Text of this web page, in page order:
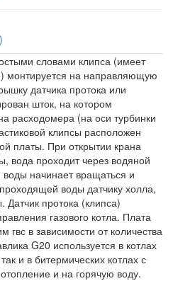
словами клипса (имеет
монтируется на направляющую
датчика протока или
шток, на котором
расходомера (на оси турбинки
клипсы расположен
платы. При открытии крана
вода проходит через водяной
воды начинает вращаться и
воды датчику холла,
Датчик протока (клипса)
газового котла. Плата
гвс в зависимости от количества
G20 используется в котлах
и в битермических котлах с
и на горячую воду.